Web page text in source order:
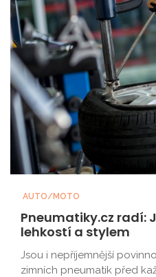
AUTO/MOTO
Pneumatiky.cz radí:
lehkostí a stylem
Jsou i nepříjemnější
zimních pneumatik před